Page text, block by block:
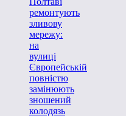
ремонтують
зливову
мережу:
на
вулиці
Європейській
повністю
замінюють
зношений
колодязь